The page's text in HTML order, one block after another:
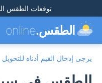
توقعات الطقس
الطقس.online
يرجى إدخال القيم أدناه للتحويل